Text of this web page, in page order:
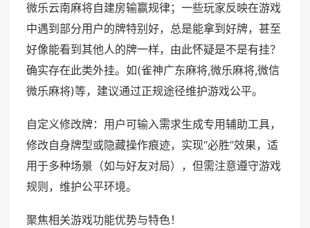
微乐云南麻将自建房输赢规律；一些玩家反映在游戏
中遇到部分用户的牌特别好，总是能拿到好牌，甚至
好像能看到其他人的牌一样，由此怀疑是不是有挂？
确实存在此类外挂。如(雀神广东麻将,微乐麻将,微信
微乐麻将)等，建议通过正规途径维护游戏公平。
自定义修改牌：用户可输入需求生成专用辅助工具，
修改自身牌型或隐藏操作痕迹，实现“必胜”效果，适
用于多种场景（如与好友对局），但需注意遵守游戏
规则，维护公平环境。
聚焦相关游戏功能优势与特色！